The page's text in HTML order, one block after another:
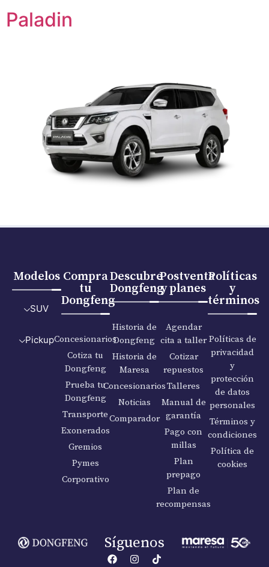
Paladin
Modelos
SUV
Pickup
Compra
tu
Dongfeng
Concesionarios
Cotiza tu
Dongfeng
Prueba tu
Dongfeng
Transporte
Exonerados
Gremios
Pymes
Corporativo
Descubre
Dongfeng
Historia de
Dongfeng
Historia de
Maresa
Concesionarios
Noticias
Comparador
Postventa
y planes
Agendar
cita a taller
Cotizar
repuestos
Talleres
Manual de
garantía
Pago con
millas
Plan
prepago
Plan de
recompensas
Políticas
y
términos
Políticas de
privacidad
y
protección
de datos
personales
Términos y
condiciones
Política de
cookies
Síguenos